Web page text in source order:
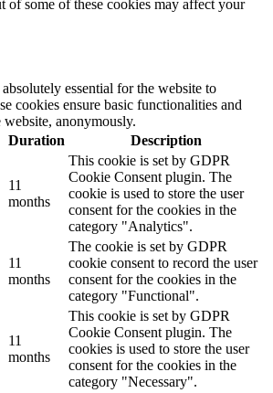
of some of these cookies may affect your
essential for the website to
cookies ensure basic functionalities and
anonymously.
Duration Description
11
months
This cookie is set by GDPR
Cookie Consent plugin. The
cookie is used to store the user
consent for the cookies in the
category "Analytics".
11
months
The cookie is set by GDPR
cookie consent to record the user
consent for the cookies in the
category "Functional".
11
months
This cookie is set by GDPR
Cookie Consent plugin. The
cookies is used to store the user
consent for the cookies in the
category "Necessary".